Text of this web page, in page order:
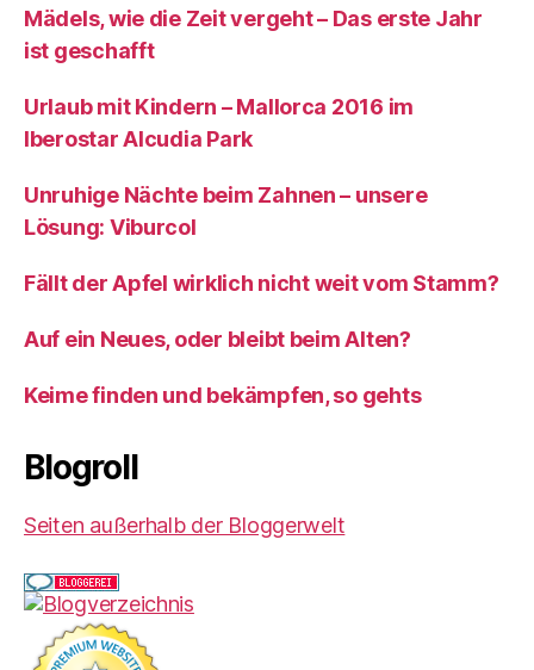
Mädels, wie die Zeit vergeht – Das erste Jahr
ist geschafft
Urlaub mit Kindern – Mallorca 2016 im
Iberostar Alcudia Park
Unruhige Nächte beim Zahnen – unsere
Lösung: Viburcol
Fällt der Apfel wirklich nicht weit vom Stamm?
Auf ein Neues, oder bleibt beim Alten?
Keime finden und bekämpfen, so gehts
Blogroll
Seiten außerhalb der Bloggerwelt